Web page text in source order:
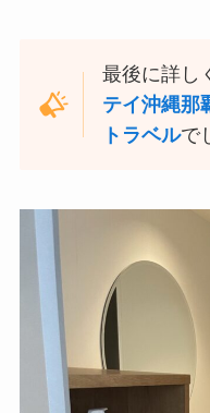
最後に詳し
テイ沖縄那
トラベルで